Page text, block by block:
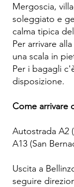
Mergoscia,
soleggiato e
calma tipica
Per arrivare
una scala in
Per i bagagli
disposizione.
Come arrivare
Autostrada A2
A13 (San
Uscita a
seguire